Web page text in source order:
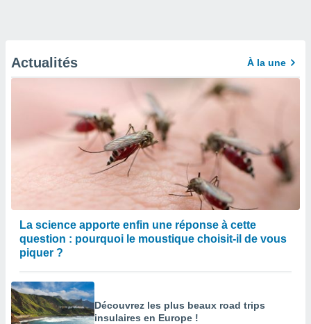
Actualités À la une
La science apporte enfin une réponse à cette
question : pourquoi le moustique choisit-il de vous
piquer ?
Découvrez les plus beaux road trips
insulaires en Europe !